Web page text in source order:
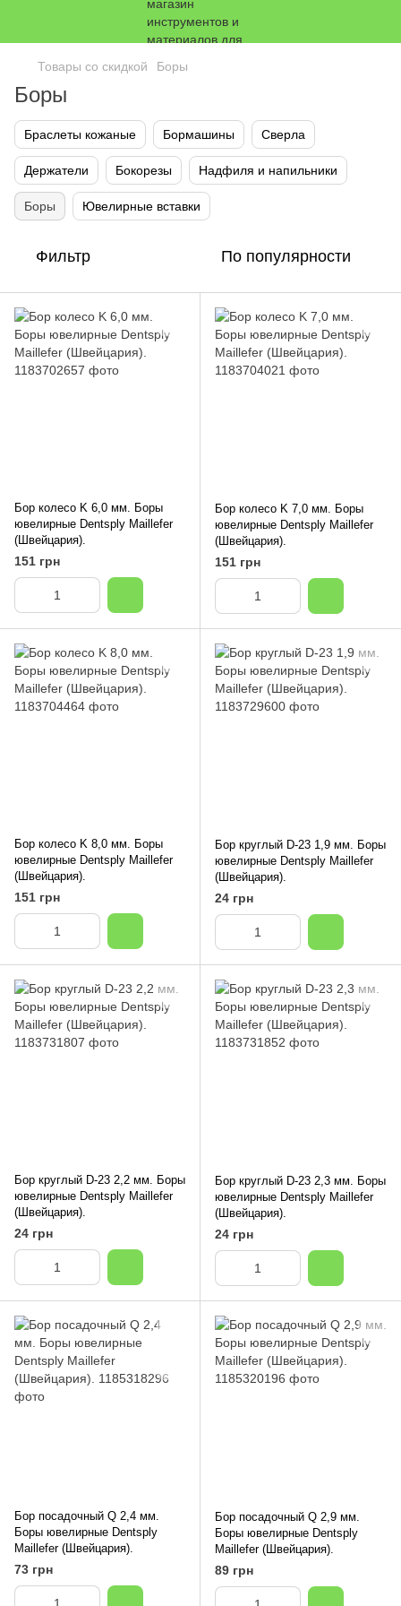
Товары со скидкой Боры
Боры
Браслеты кожаные Бормашины Сверла
Держатели Бокорезы Надфиля и напильники
Боры Ювелирные вставки
Фильтр По популярности
Бор колесо K 6,0 мм. Боры
ювелирные Dentsply Maillefer
(Швейцария).
151 грн
Бор колесо K 7,0 мм. Боры
ювелирные Dentsply Maillefer
(Швейцария).
151 грн
Бор колесо K 8,0 мм. Боры
ювелирные Dentsply Maillefer
(Швейцария).
151 грн
Бор круглый D-23 1,9 мм. Боры
ювелирные Dentsply Maillefer
(Швейцария).
24 грн
Бор круглый D-23 2,2 мм. Боры
ювелирные Dentsply Maillefer
(Швейцария).
24 грн
Бор круглый D-23 2,3 мм. Боры
ювелирные Dentsply Maillefer
(Швейцария).
24 грн
Бор посадочный Q 2,4 мм.
Боры ювелирные Dentsply
Maillefer (Швейцария).
73 грн
Бор посадочный Q 2,9 мм.
Боры ювелирные Dentsply
Maillefer (Швейцария).
89 грн